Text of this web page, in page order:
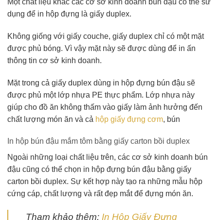
Một chất liệu khác các cơ sở kinh doanh bún đậu có thể sử
dụng để in hộp đựng là giấy duplex.
Không giống với giấy couche, giấy duplex chỉ có một mặt
được phủ bóng. Vì vậy mặt này sẽ được dùng để in ấn
thông tin cơ sở kinh doanh.
Mặt trong cả giấy duplex dùng in hộp đựng bún đậu sẽ
được phủ một lớp nhựa PE thực phẩm. Lớp nhựa này
giúp cho đồ ăn không thấm vào giấy làm ảnh hưởng đến
chất lượng món ăn và cả hộp giấy đựng cơm, bún
In hộp bún đậu mắm tôm bằng giấy carton bồi duplex
Ngoài những loại chất liệu trên, các cơ sở kinh doanh bún
đậu cũng có thể chọn in hộp đựng bún đậu bằng giấy
carton bồi duplex. Sự kết hợp này tạo ra những mẫu hộp
cứng cáp, chất lượng và rất đẹp mắt để đựng món ăn.
Tham khảo thêm: In Hộp Giấy Đựng